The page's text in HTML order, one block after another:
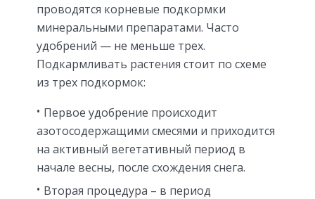
проводятся корневые подкормки
минеральными препаратами. Часто
удобрений — не меньше трех.
Подкармливать растения стоит по схеме
из трех подкормок:
Первое удобрение происходит
азотосодержащими смесями и приходится
на активный вегетативный период в
начале весны, после схождения снега.
Вторая процедура – в период